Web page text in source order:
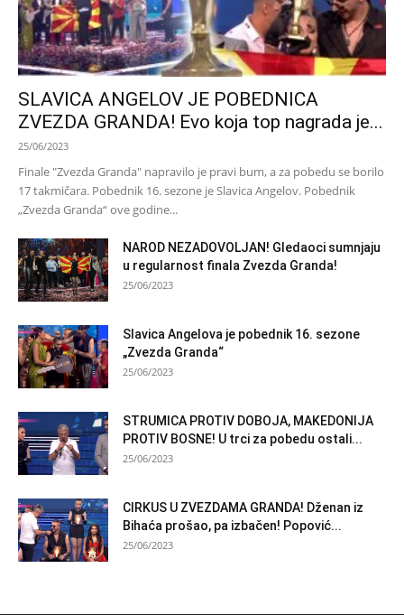
SLAVICA ANGELOV JE POBEDNICA
ZVEZDA GRANDA! Evo koja top nagrada je...
25/06/2023
Finale "Zvezda Granda" napravilo je pravi bum, a za pobedu se borilo
17 takmičara. Pobednik 16. sezone je Slavica Angelov. Pobednik
„Zvezda Granda“ ove godine...
NAROD NEZADOVOLJAN! Gledaoci sumnjaju
u regularnost finala Zvezda Granda!
25/06/2023
Slavica Angelova je pobednik 16. sezone
„Zvezda Granda“
25/06/2023
STRUMICA PROTIV DOBOJA, MAKEDONIJA
PROTIV BOSNE! U trci za pobedu ostali...
25/06/2023
CIRKUS U ZVEZDAMA GRANDA! Dženan iz
Bihaća prošao, pa izbačen! Popović...
25/06/2023